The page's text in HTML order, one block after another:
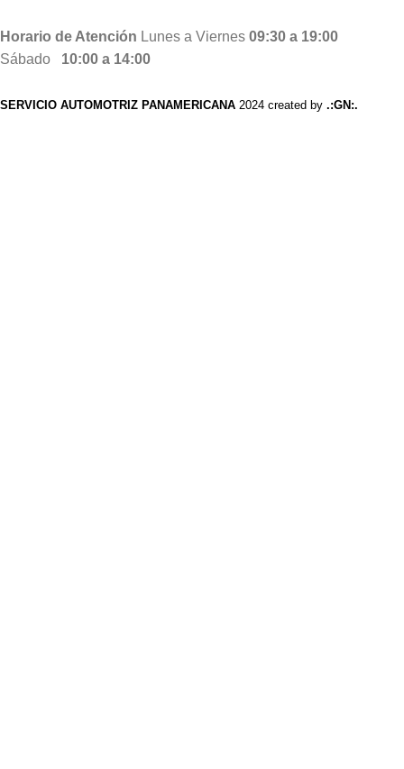
Horario de Atención Lunes a Viernes 09:30 a 19:00
Sábado 10:00 a 14:00
SERVICIO AUTOMOTRIZ PANAMERICANA 2024 created by .:GN:.